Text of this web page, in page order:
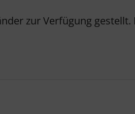
zur Verfügung